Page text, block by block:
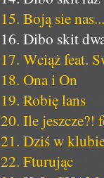
15. Boją sie nas...
16. Dibo skit
17. Wciąż feat.
18. Ona i On
19. Robię lans
20. Ile jeszcze?!
21. Dziś w
22. Fturując